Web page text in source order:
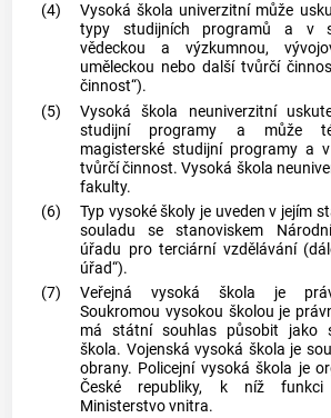
(4)
Vysoká škola univerzitní může
typy studijních programů a v
vědeckou a výzkumnou,
uměleckou nebo další tvůrčí
činnost“).
(5)
Vysoká škola neuniverzitní
studijní programy a může
magisterské studijní programya v
tvůrčí činnost. Vysoká škola
fakulty.
(6)
Typ vysoké školy je uveden v jejím
souladu se stanoviskem
úřadu pro terciární vzdělávání
úřad“).
(7)
Veřejná vysoká škola je
Soukromou vysokou školou je
má státní souhlas působit jako
škola. Vojenská vysoká škola je
obrany. Policejní vysoká škola je
České republiky, k níž funkci
Ministerstvo vnitra.